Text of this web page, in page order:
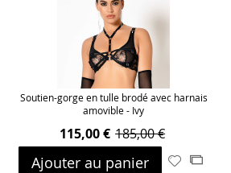
Soutien-gorge en tulle brodé avec harnais
amovible - Ivy
115,00 € 185,00 €
Ajouter au panier
AjouterAjouter